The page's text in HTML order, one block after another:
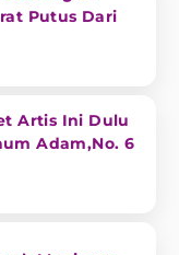
Putus Dari
Artis Ini Dulu
Adam,No. 6